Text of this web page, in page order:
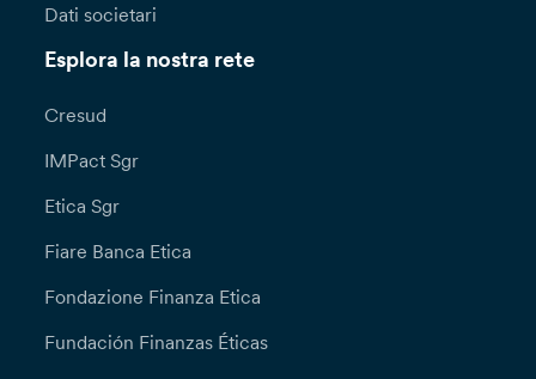
Dati societari
Esplora la nostra rete
Cresud
IMPact Sgr
Etica Sgr
Fiare Banca Etica
Fondazione Finanza Etica
Fundación Finanzas Éticas